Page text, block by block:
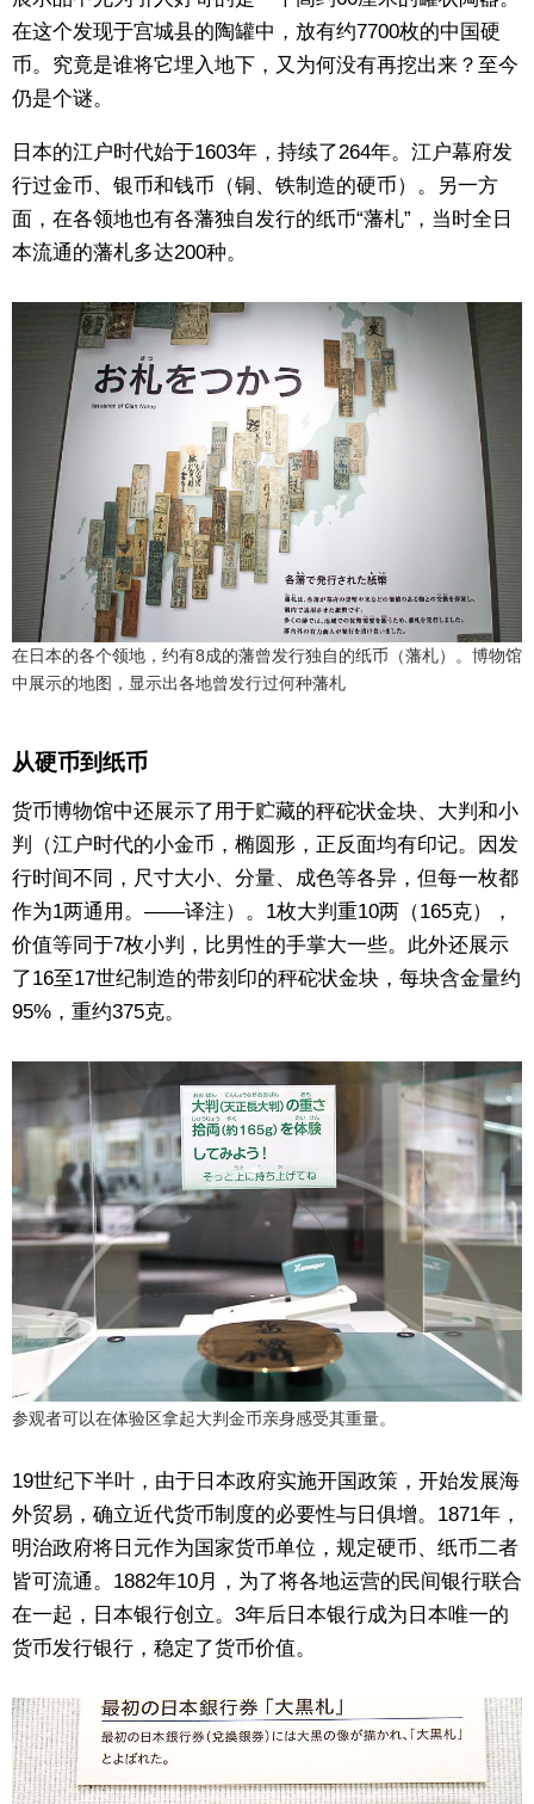
在这个发现于宫城县的陶罐中，放有约7700枚的中国硬
币。究竟是谁将它埋入地下，又为何没有再挖出来？至今
仍是个谜。
日本的江户时代始于1603年，持续了264年。江户幕府发
行过金币、银币和钱币（铜、铁制造的硬币）。另一方
面，在各领地也有各藩独自发行的纸币“藩札”，当时全日
本流通的藩札多达200种。
在日本的各个领地，约有8成的藩曾发行独自的纸币（藩札）。博物馆
中展示的地图，显示出各地曾发行过何种藩札
从硬币到纸币
货币博物馆中还展示了用于贮藏的秤砣状金块、大判和小
判（江户时代的小金币，椭圆形，正反面均有印记。因发
行时间不同，尺寸大小、分量、成色等各异，但每一枚都
作为1两通用。——译注）。1枚大判重10两（165克），
价值等同于7枚小判，比男性的手掌大一些。此外还展示
了16至17世纪制造的带刻印的秤砣状金块，每块含金量约
95%，重约375克。
参观者可以在体验区拿起大判金币亲身感受其重量。
19世纪下半叶，由于日本政府实施开国政策，开始发展海
外贸易，确立近代货币制度的必要性与日俱增。1871年，
明治政府将日元作为国家货币单位，规定硬币、纸币二者
皆可流通。1882年10月，为了将各地运营的民间银行联合
在一起，日本银行创立。3年后日本银行成为日本唯一的
货币发行银行，稳定了货币价值。